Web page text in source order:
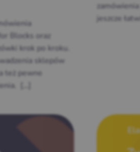
Blocks oraz
krok po kroku.
sklepów
też pewne
[…]
jeszcze